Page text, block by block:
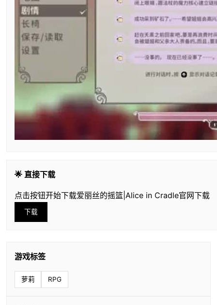
🌟 直接下载
点击按钮开始下载爱丽丝的摇篮|Alice in Cradle官网下载
下载
游戏标签
萝莉 RPG